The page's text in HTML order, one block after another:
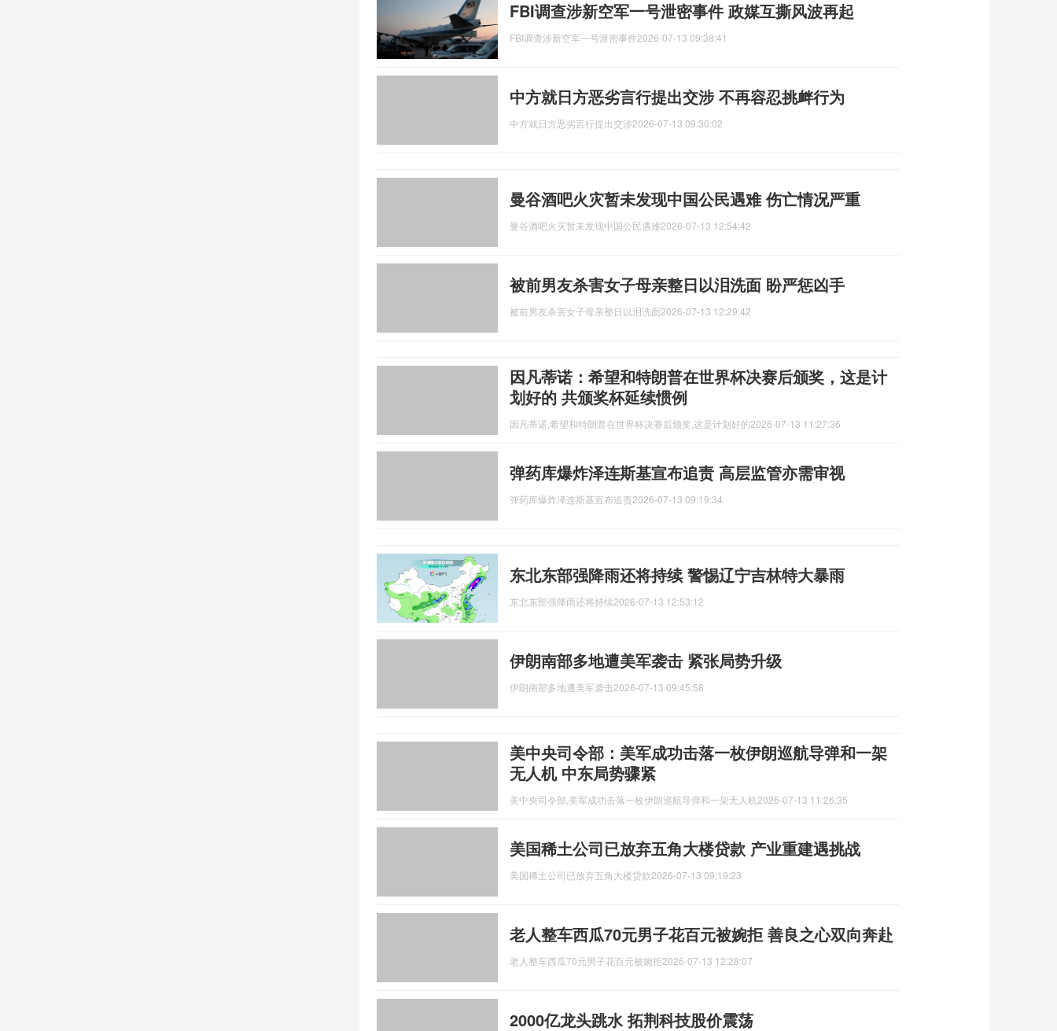
FBI调查涉新空军一号泄密事件 政媒互撕风波再起
FBI调查涉新空军一号泄密事件2026-07-13 09:38:41
中方就日方恶劣言行提出交涉 不再容忍挑衅行为
中方就日方恶劣言行提出交涉2026-07-13 09:30:02
曼谷酒吧火灾暂未发现中国公民遇难 伤亡情况严重
曼谷酒吧火灾暂未发现中国公民遇难2026-07-13 12:54:42
被前男友杀害女子母亲整日以泪洗面 盼严惩凶手
被前男友杀害女子母亲整日以泪洗面2026-07-13 12:29:42
因凡蒂诺：希望和特朗普在世界杯决赛后颁奖，这是计
划好的 共颁奖杯延续惯例
因凡蒂诺,希望和特朗普在世界杯决赛后颁奖,这是计划好的2026-07-13 11:27:36
弹药库爆炸泽连斯基宣布追责 高层监管亦需审视
弹药库爆炸泽连斯基宣布追责2026-07-13 09:19:34
东北东部强降雨还将持续 警惕辽宁吉林特大暴雨
东北东部强降雨还将持续2026-07-13 12:53:12
伊朗南部多地遭美军袭击 紧张局势升级
伊朗南部多地遭美军袭击2026-07-13 09:45:58
美中央司令部：美军成功击落一枚伊朗巡航导弹和一架
无人机 中东局势骤紧
美中央司令部,美军成功击落一枚伊朗巡航导弹和一架无人机 2026-07-13 11:26:35
美国稀土公司已放弃五角大楼贷款 产业重建遇挑战
美国稀土公司已放弃五角大楼贷款2026-07-13 09:19:23
老人整车西瓜70元男子花百元被婉拒 善良之心双向奔赴
老人整车西瓜70元男子花百元被婉拒2026-07-13 12:28:07
2000亿龙头跳水 拓荆科技股价震荡